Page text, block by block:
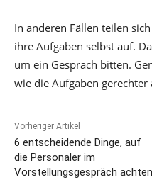
In anderen Fällen teilen
ihre Aufgaben selbst auf.
um ein Gespräch bitten.
wie die Aufgaben
Vorheriger Artikel
6 entscheidende Dinge, auf
die Personaler im
Vorstellungsgespräch achten